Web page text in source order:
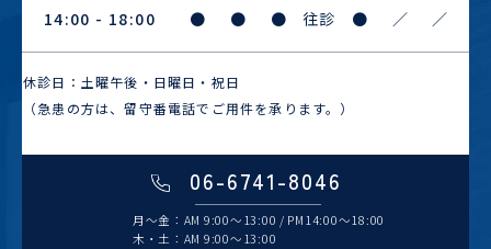
14:00 - 18:00 ● ● ● 往診 ● ／ ／
休診日：土曜午後・日曜日・祝日
（急患の方は、留守番電話でご用件を承ります。）
06-6741-8046
月～金：AM 9:00～13:00 / PM14:00～18:00
木・土：AM 9:00～13:00